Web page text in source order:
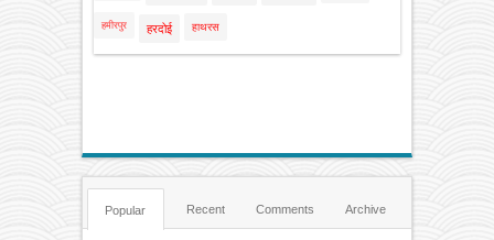
हमीरपुर हरदोई हाथरस
Popular Recent Comments Archive